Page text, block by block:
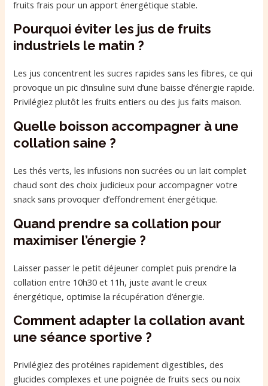
fruits frais pour un apport énergétique stable.
Pourquoi éviter les jus de fruits
industriels le matin ?
Les jus concentrent les sucres rapides sans les fibres, ce qui
provoque un pic d’insuline suivi d’une baisse d’énergie rapide.
Privilégiez plutôt les fruits entiers ou des jus faits maison.
Quelle boisson accompagner à une
collation saine ?
Les thés verts, les infusions non sucrées ou un lait complet
chaud sont des choix judicieux pour accompagner votre
snack sans provoquer d’effondrement énergétique.
Quand prendre sa collation pour
maximiser l’énergie ?
Laisser passer le petit déjeuner complet puis prendre la
collation entre 10h30 et 11h, juste avant le creux
énergétique, optimise la récupération d’énergie.
Comment adapter la collation avant
une séance sportive ?
Privilégiez des protéines rapidement digestibles, des
glucides complexes et une poignée de fruits secs ou noix